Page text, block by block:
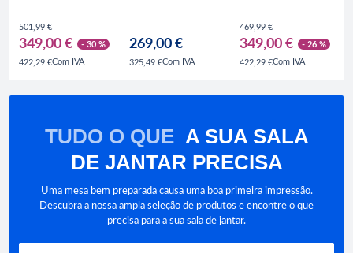
501,99 €
349,00 € - 30 %
422,29 €Com IVA
269,00 €
325,49 €Com IVA
469,99 €
349,00 € - 26 %
422,29 €Com IVA
TUDO O QUE A SUA SALA
DE JANTAR PRECISA
Uma mesa bem preparada causa uma boa primeira impressão.
Descubra a nossa ampla seleção de produtos e encontre o que
precisa para a sua sala de jantar.